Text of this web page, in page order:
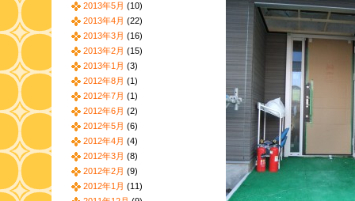
2013年5月 (10)
2013年4月 (22)
2013年3月 (16)
2013年2月 (15)
2013年1月 (3)
2012年8月 (1)
2012年7月 (1)
2012年6月 (2)
2012年5月 (6)
2012年4月 (4)
2012年3月 (8)
2012年2月 (9)
2012年1月 (11)